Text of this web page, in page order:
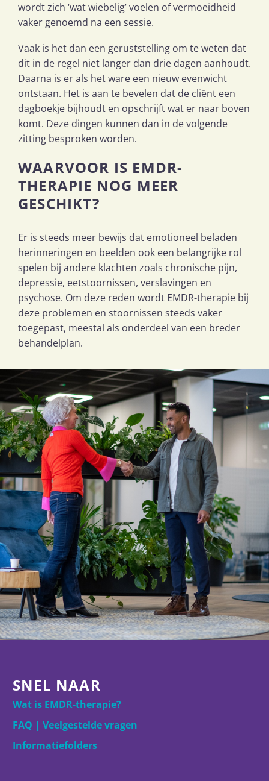
wordt zich ‘wat wiebelig’ voelen of vermoeidheid
vaker genoemd na een sessie.
Vaak is het dan een geruststelling om te weten dat
dit in de regel niet langer dan drie dagen aanhoudt.
Daarna is er als het ware een nieuw evenwicht
ontstaan. Het is aan te bevelen dat de cliënt een
dagboekje bijhoudt en opschrijft wat er naar boven
komt. Deze dingen kunnen dan in de volgende
zitting besproken worden.
WAARVOOR IS EMDR-
THERAPIE NOG MEER
GESCHIKT?
Er is steeds meer bewijs dat emotioneel beladen
herinneringen en beelden ook een belangrijke rol
spelen bij andere klachten zoals chronische pijn,
depressie, eetstoornissen, verslavingen en
psychose. Om deze reden wordt EMDR-therapie bij
deze problemen en stoornissen steeds vaker
toegepast, meestal als onderdeel van een breder
behandelplan.
SNEL NAAR
Wat is EMDR-therapie?
FAQ | Veelgestelde vragen
Informatiefolders